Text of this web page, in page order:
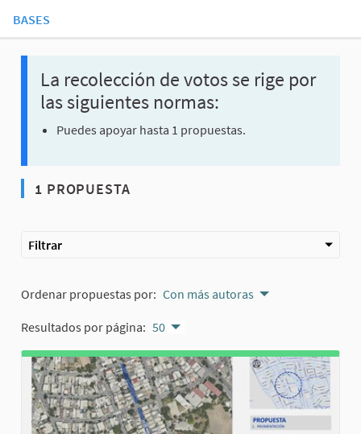
BASES
La recolección de votos se rige por
las siguientes normas:
Puedes apoyar hasta 1 propuestas.
1 PROPUESTA
Filtrar
Ordenar propuestas por: Con más autoras
Resultados por página: 50